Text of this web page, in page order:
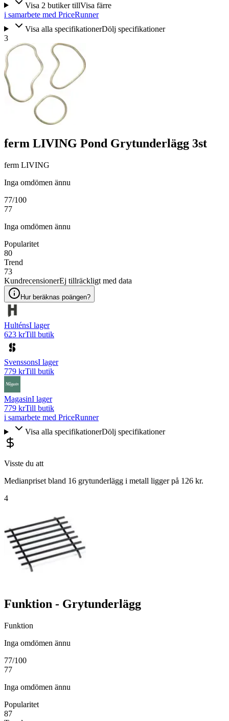
Visa 2 butiker tillVisa färre
i samarbete med PriceRunner
Visa alla specifikationerDölj specifikationer
3
ferm LIVING Pond Grytunderlägg 3st
ferm LIVING
Inga omdömen ännu
77/100
77
Inga omdömen ännu
Popularitet
80
Trend
73
KundrecensionerEj tillräckligt med data
Hur beräknas poängen?
HulténsI lager
623 krTill butik
SvenssonsI lager
779 krTill butik
MagasinI lager
779 krTill butik
i samarbete med PriceRunner
Visa alla specifikationerDölj specifikationer
Visste du att
Medianpriset bland 16 grytunderlägg i metall ligger på 126 kr.
4
Funktion - Grytunderlägg
Funktion
Inga omdömen ännu
77/100
77
Inga omdömen ännu
Popularitet
87